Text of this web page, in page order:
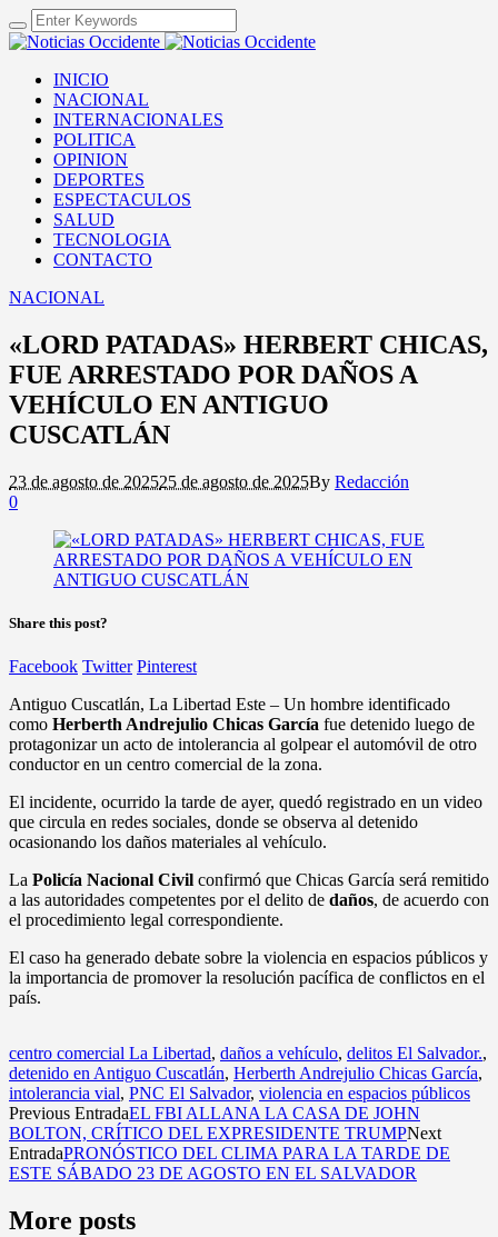
INICIO
NACIONAL
INTERNACIONALES
POLITICA
OPINION
DEPORTES
ESPECTACULOS
SALUD
TECNOLOGIA
CONTACTO
NACIONAL
«LORD PATADAS» HERBERT CHICAS,
FUE ARRESTADO POR DAÑOS A
VEHÍCULO EN ANTIGUO
CUSCATLÁN
23 de agosto de 202525 de agosto de 2025By Redacción
0
Share this post?
Facebook Twitter Pinterest
Antiguo Cuscatlán, La Libertad Este – Un hombre identificado
como Herberth Andrejulio Chicas García fue detenido luego de
protagonizar un acto de intolerancia al golpear el automóvil de otro
conductor en un centro comercial de la zona.
El incidente, ocurrido la tarde de ayer, quedó registrado en un video
que circula en redes sociales, donde se observa al detenido
ocasionando los daños materiales al vehículo.
La Policía Nacional Civil confirmó que Chicas García será remitido
a las autoridades competentes por el delito de daños, de acuerdo con
el procedimiento legal correspondiente.
El caso ha generado debate sobre la violencia en espacios públicos y
la importancia de promover la resolución pacífica de conflictos en el
país.
centro comercial La Libertad, daños a vehículo, delitos El Salvador.,
detenido en Antiguo Cuscatlán, Herberth Andrejulio Chicas García,
intolerancia vial, PNC El Salvador, violencia en espacios públicos
Previous EntradaEL FBI ALLANA LA CASA DE JOHN
BOLTON, CRÍTICO DEL EXPRESIDENTE TRUMPNext
EntradaPRONÓSTICO DEL CLIMA PARA LA TARDE DE
ESTE SÁBADO 23 DE AGOSTO EN EL SALVADOR
More posts